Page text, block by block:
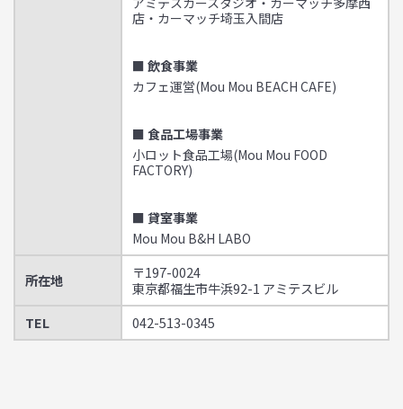
店・カーマッチ埼玉入間店
■ 飲食事業
カフェ運営(Mou Mou BEACH CAFE)
■ 食品工場事業
小ロット食品工場(Mou Mou FOOD
FACTORY)
■ 貸室事業
Mou Mou B&H LABO
所在地
〒197-0024
東京都福生市牛浜92-1 アミテスビル
TEL
042-513-0345